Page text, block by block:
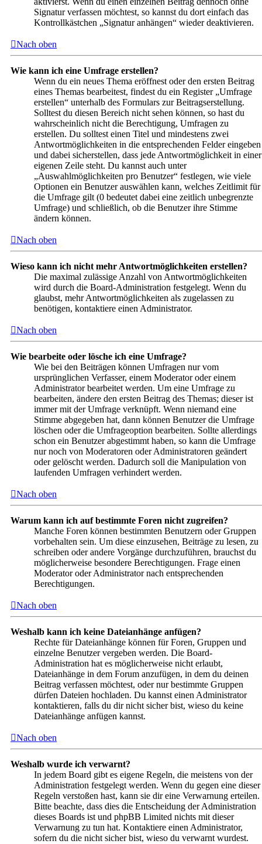
Signatur verfassen möchtest, so kannst du dort einfach das
Kontrollkästchen „Signatur anhängen“ wieder deaktivieren.
Nach oben
Wie kann ich eine Umfrage erstellen?
Wenn du ein neues Thema eröffnest oder den ersten Beitrag
eines Themas bearbeitest, findest du ein Register „Umfrage
erstellen“ unterhalb des Formulars zur Beitragserstellung.
Solltest du diesen Bereich nicht sehen können, so hast du
wahrscheinlich nicht die Berechtigung, Umfragen zu
erstellen. Du solltest einen Titel und mindestens zwei
Antwortmöglichkeiten in die entsprechenden Felder eingeben
und dabei sicherstellen, dass jede Antwortmöglichkeit in einer
eigenen Zeile steht. Du kannst auch unter
„Auswahlmöglichkeiten pro Benutzer“ festlegen, wie viele
Optionen ein Benutzer auswählen kann, welches Zeitlimit für
die Umfrage gilt (0 bedeutet dabei eine zeitlich unbegrenzte
Umfrage) und schließlich, ob die Benutzer ihre Stimme
ändern können.
Nach oben
Wieso kann ich nicht mehr Antwortmöglichkeiten erstellen?
Die maximal zulässige Anzahl von Antwortmöglichkeiten
wird durch die Board-Administration festgelegt. Wenn du
glaubst, mehr Antwortmöglichkeiten als zugelassen zu
benötigen, kontaktiere einen Administrator.
Nach oben
Wie bearbeite oder lösche ich eine Umfrage?
Wie bei den Beiträgen können Umfragen nur vom
ursprünglichen Verfasser, einem Moderator oder einem
Administrator bearbeitet werden. Um eine Umfrage zu
bearbeiten, ändere den ersten Beitrag des Themas; dieser ist
immer mit der Umfrage verknüpft. Wenn niemand eine
Stimme abgegeben hat, dann können Benutzer die Umfrage
löschen oder die Umfrageoption bearbeiten. Sollte allerdings
schon ein Benutzer abgestimmt haben, so kann die Umfrage
nur noch von Moderatoren oder Administratoren geändert
oder gelöscht werden. Dadurch soll die Manipulation von
laufenden Umfragen verhindert werden.
Nach oben
Warum kann ich auf bestimmte Foren nicht zugreifen?
Manche Foren können bestimmten Benutzern oder Gruppen
vorbehalten sein. Um diese einzusehen, Beiträge zu lesen, zu
schreiben oder andere Vorgänge durchzuführen, brauchst du
möglicherweise besondere Berechtigungen. Frage einen
Moderator oder Administrator nach entsprechenden
Berechtigungen.
Nach oben
Weshalb kann ich keine Dateianhänge anfügen?
Rechte für Dateianhänge können für Foren, Gruppen und
einzelne Benutzer vergeben werden. Die Board-
Administration hat es möglicherweise nicht erlaubt,
Dateianhänge in dem Forum anzufügen, in dem du deinen
Beitrag verfassen möchtest, oder nur bestimmte Gruppen
dürfen Dateien hochladen. Du kannst einen Administrator
kontaktieren, falls du dir nicht sicher bist, wieso du keine
Dateianhänge anfügen kannst.
Nach oben
Weshalb wurde ich verwarnt?
In jedem Board gibt es eigene Regeln, die meistens von der
Administration festgelegt werden. Wenn du gegen eine dieser
Regeln verstoßen hast, kann sie dir eine Verwarnung erteilen.
Bitte beachte, dass dies die Entscheidung der Administration
dieses Boards ist und phpBB Limited nichts mit dieser
Verwarnung zu tun hat. Kontaktiere einen Administrator,
sofern du die nicht sicher bist, wieso du verwarnt wurdest.